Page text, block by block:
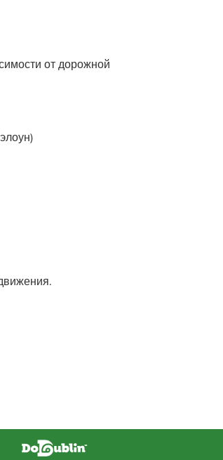
от дорожной